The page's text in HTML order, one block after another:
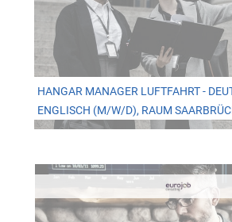
HANGAR MANAGER LUFTFAHRT -
ENGLISCH (M/W/D), RAUM